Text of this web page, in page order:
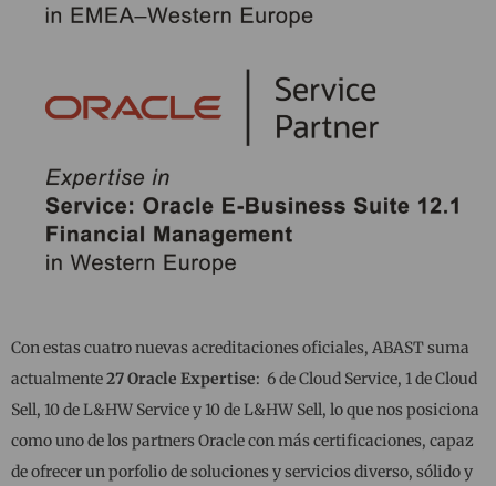
Con estas cuatro nuevas acreditaciones oficiales, ABAST suma
actualmente27 Oracle Expertise: 6 de Cloud Service, 1 de Cloud
Sell, 10 de L&HW Service y 10 de L&HW Sell, lo que nos posiciona
como uno de los partners Oracle con más certificaciones, capaz
de ofrecer un porfolio de soluciones y servicios diverso, sólido y